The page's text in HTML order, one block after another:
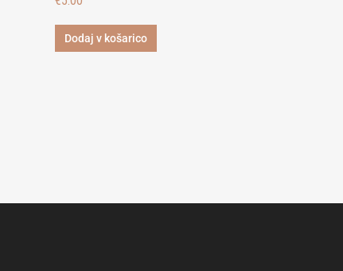
Dodaj v košarico